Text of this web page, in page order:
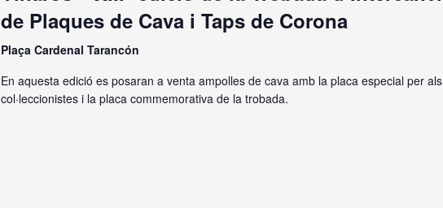
de Plaques de Cava i Taps de Corona
Plaça Cardenal Tarancón
En aquesta edició es posaran a venta ampolles de cava amb la placa especial per als
col·leccionistes i la placa commemorativa de la trobada.